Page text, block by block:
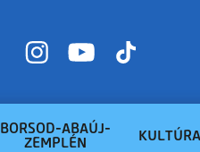
BORSOD-ABAÚJ-
ZEMPLÉN
KULTÚRA